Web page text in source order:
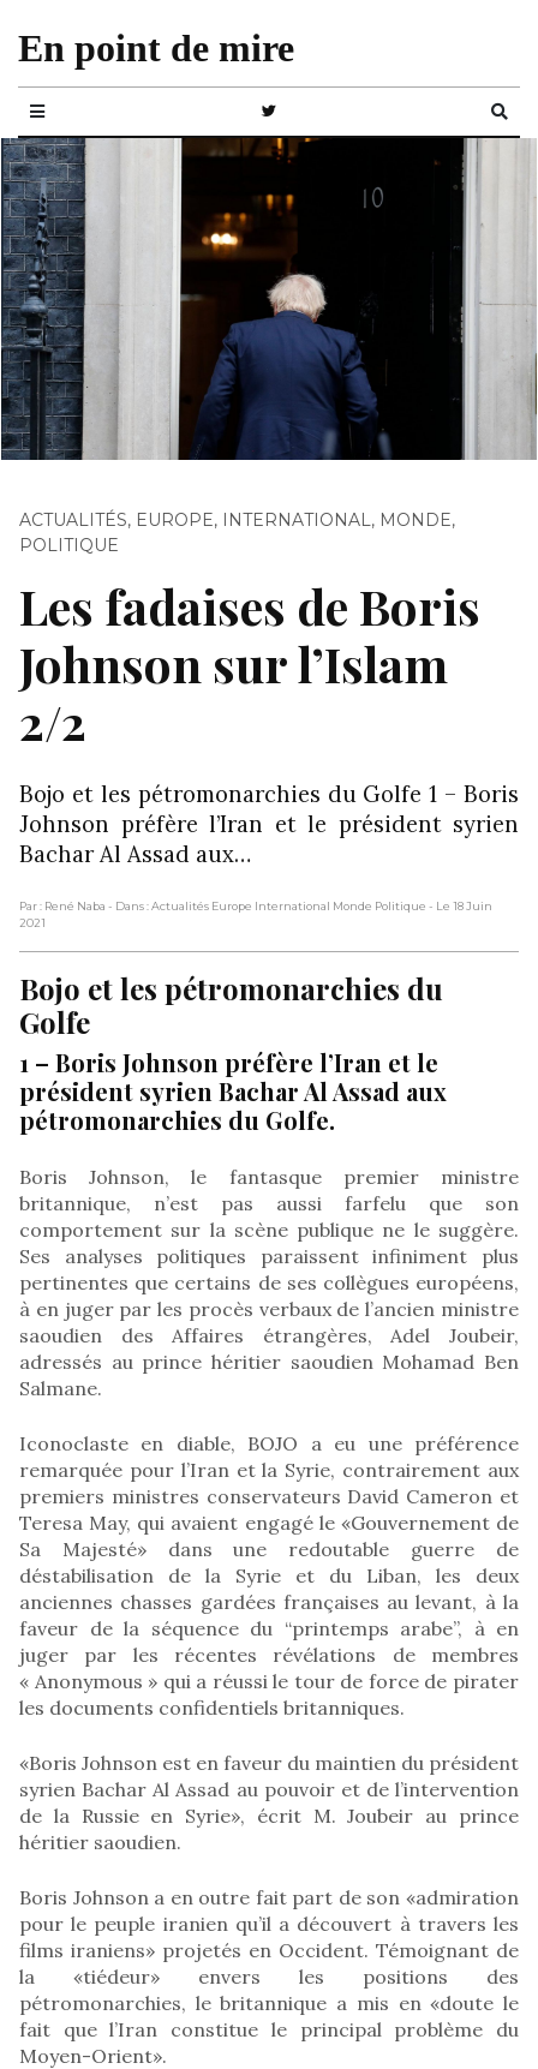
En point de mire
ACTUALITÉS, EUROPE, INTERNATIONAL , MONDE,
POLITIQUE
Les fadaises de Boris
Johnson sur l’Islam
2/2
Bojo et les pétromonarchies du Golfe 1 – Boris
Johnson préfère l’Iran et le président syrien
Bachar Al Assad aux…
Par : René Naba - Dans : Actualités Europe International Monde Politique - Le 18 Juin
2021
Bojo et les pétromonarchies du
Golfe
1 – Boris Johnson préfère l’Iran et le
président syrien Bachar Al Assad aux
pétromonarchies du Golfe.
Boris Johnson, le fantasque premier ministre
britannique, n’est pas aussi farfelu que son
comportement sur la scène publique ne le suggère.
Ses analyses politiques paraissent infiniment plus
pertinentes que certains de ses collègues européens,
à en juger par les procès verbaux de l’ancien ministre
saoudien des Affaires étrangères, Adel Joubeir,
adressés au prince héritier saoudien Mohamad Ben
Salmane.
Iconoclaste en diable, BOJO a eu une préférence
remarquée pour l’Iran et la Syrie, contrairement aux
premiers ministres conservateurs David Cameron et
Teresa May, qui avaient engagé le «Gouvernement de
Sa Majesté» dans une redoutable guerre de
déstabilisation de la Syrie et du Liban, les deux
anciennes chasses gardées françaises au levant, à la
faveur de la séquence du “printemps arabe”, à en
juger par les récentes révélations de membres
« Anonymous » qui a réussi le tour de force de pirater
les documents confidentiels britanniques.
«Boris Johnson est en faveur du maintien du président
syrien Bachar Al Assad au pouvoir et de l’intervention
de la Russie en Syrie», écrit M. Joubeir au prince
héritier saoudien.
Boris Johnson a en outre fait part de son «admiration
pour le peuple iranien qu’il a découvert à travers les
films iraniens» projetés en Occident. Témoignant de
la «tiédeur» envers les positions des
pétromonarchies, le britannique a mis en «doute le
fait que l’Iran constitue le principal problème du
Moyen-Orient».